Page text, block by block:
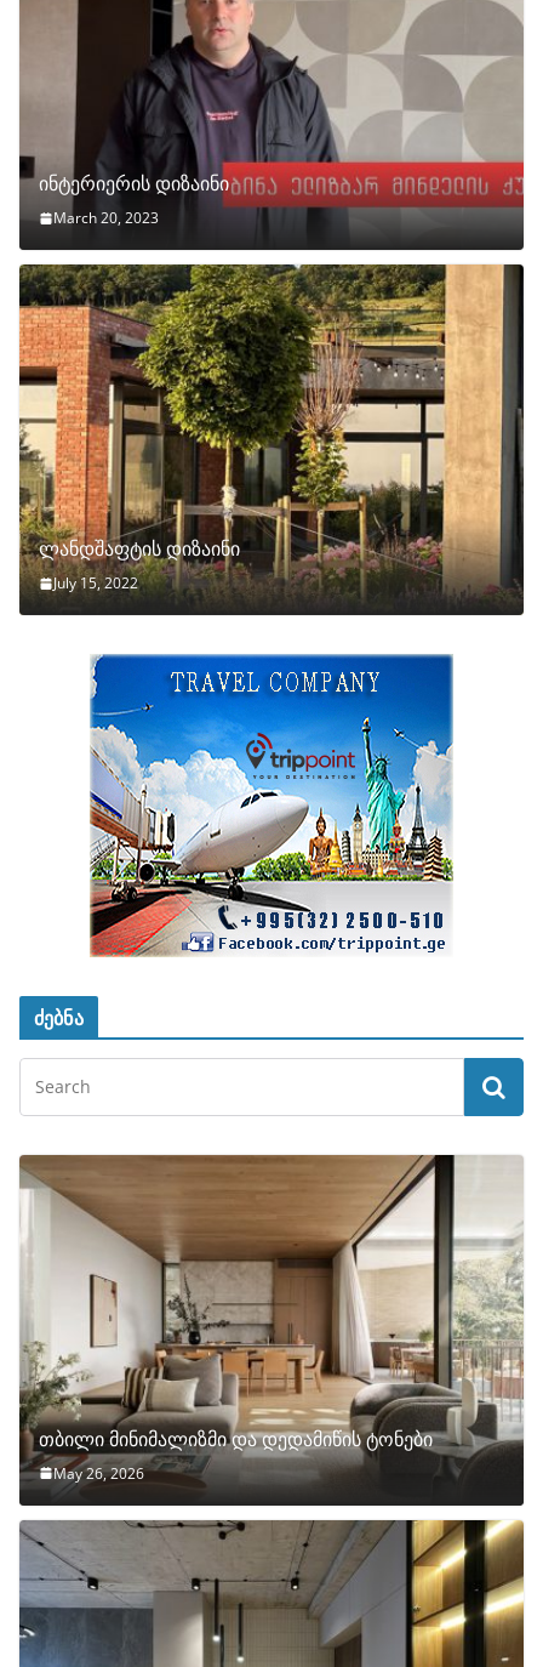
ინტერიერის დიზაინი
March 20, 2023
ლანდშაფტის დიზაინი
July 15, 2022
ძებნა
თბილი მინიმალიზმი და დედამიწის ტონები
May 26, 2026